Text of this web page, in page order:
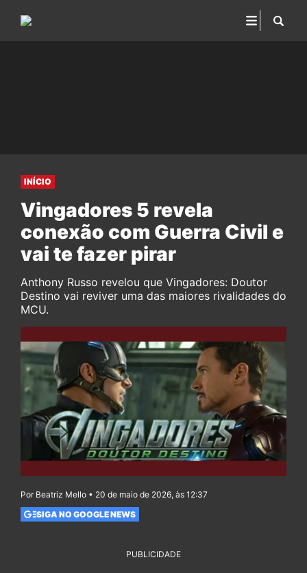
INÍCIO
Vingadores 5 revela
conexão com Guerra Civil e
vai te fazer pirar
Anthony Russo revelou que Vingadores: Doutor
Destino vai reviver uma das maiores rivalidades do
MCU.
Por Beatriz Mello • 20 de maio de 2026, às 12:37
SIGA NO GOOGLE NEWS
PUBLICIDADE